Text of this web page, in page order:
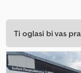
Ti oglasi bi vas